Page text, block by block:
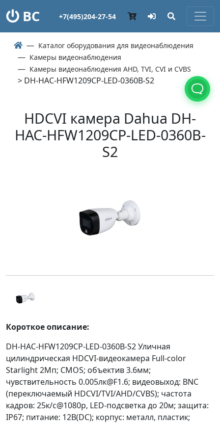
ВС +7(495)204-27-54
Каталог оборудования для видеонаблюдения
Камеры видеонаблюдения
Камеры видеонаблюдения AHD, TVI, CVI и CVBS
> DH-HAC-HFW1209CP-LED-0360B-S2
HDCVI камера Dahua DH-
HAC-HFW1209CP-LED-0360B-
S2
Короткое описание:
DH-HAC-HFW1209CP-LED-0360B-S2 Уличная
цилиндрическая HDCVI-видеокамера Full-color
Starlight 2Mп; CMOS; объектив 3.6мм;
чувствительность 0.005лк@F1.6; видеовыход: BNC
(переключаемый HDCVI/TVI/AHD/CVBS); частота
кадров: 25к/с@1080p, LED-подсветка до 20м; защита:
IP67; питание: 12В(DC); корпус: металл, пластик;